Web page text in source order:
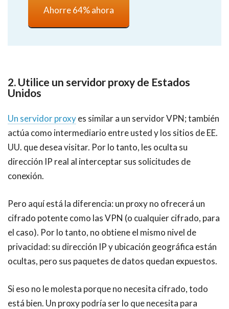
Ahorre 64% ahora
2. Utilice un servidor proxy de Estados
Unidos
Un servidor proxyes similar a un servidor VPN; también
actúa como intermediario entre usted y los sitios de EE.
UU. que desea visitar. Por lo tanto, les oculta su
dirección IP real al interceptar sus solicitudes de
conexión.
Pero aquí está la diferencia: un proxy no ofrecerá un
cifrado potente como las VPN (o cualquier cifrado, para
el caso). Por lo tanto, no obtiene el mismo nivel de
privacidad: su dirección IP y ubicación geográfica están
ocultas, pero sus paquetes de datos quedan expuestos.
Si eso no le molesta porque no necesita cifrado, todo
está bien. Un proxy podría ser lo que necesita para